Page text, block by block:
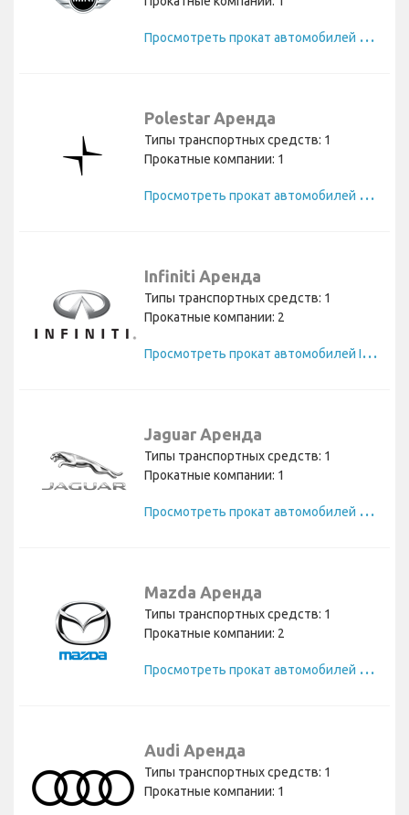
П
росмотреть прокат автомобилей Mini
Polestar Аренда
Типы транспортных средств: 1
Прокатные компании: 1
П
росмотреть прокат автомобилей Polestar
Infiniti Аренда
Типы транспортных средств: 1
Прокатные компании: 2
П
росмотреть прокат автомобилей Infiniti
Jaguar Аренда
Типы транспортных средств: 1
Прокатные компании: 1
П
росмотреть прокат автомобилей Jaguar
Mazda Аренда
Типы транспортных средств: 1
Прокатные компании: 2
П
росмотреть прокат автомобилей Mazda
Audi Аренда
Типы транспортных средств: 1
Прокатные компании: 1